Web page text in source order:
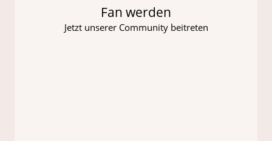
Fan werden
Jetzt unserer Community beitreten